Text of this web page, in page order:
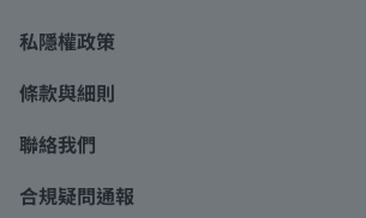
私隱權政策
條款與細則
聯絡我們
合規疑問通報